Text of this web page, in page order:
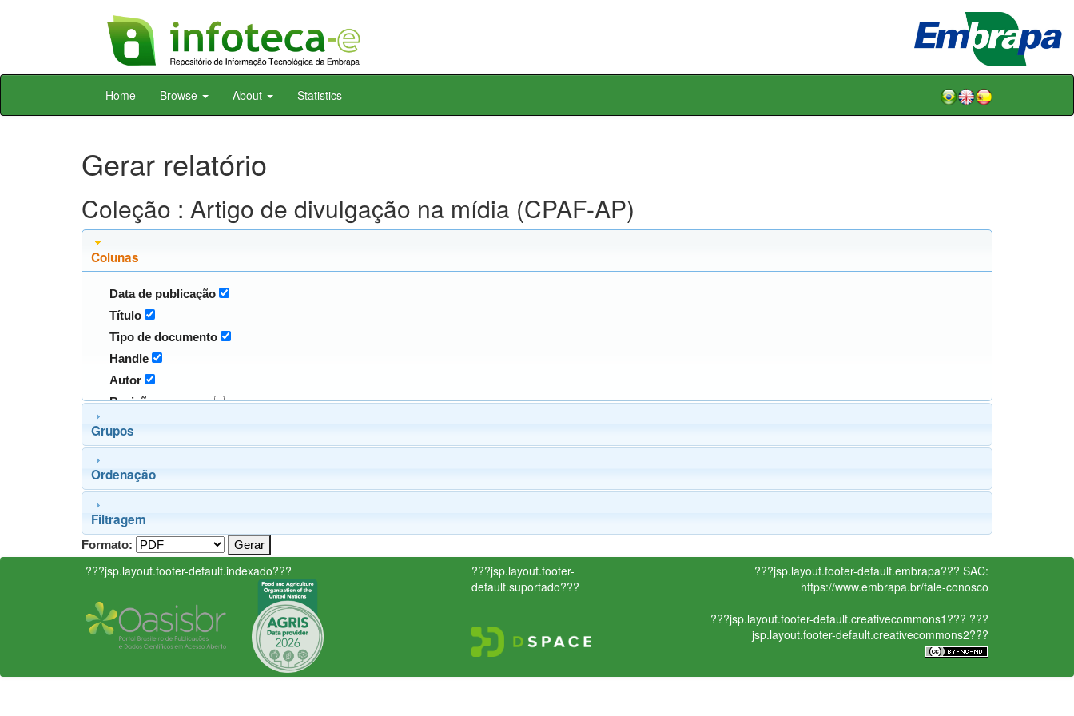
Skip
Home Browse About Statistics
Gerar relatório
Coleção : Artigo de divulgação na mídia (CPAF-AP)
Colunas
Data de publicação
Título
Tipo de documento
Handle
Autor
Revisão por pares
Grupos
Ordenação
Filtragem
Formato:
???jsp.layout.footer-default.indexado???
???jsp.layout.footer-
default.suportado???
???jsp.layout.footer-default.embrapa??? SAC:
https://www.embrapa.br/fale-conosco
???jsp.layout.footer-default.creativecommons1??? ???
jsp.layout.footer-default.creativecommons2???